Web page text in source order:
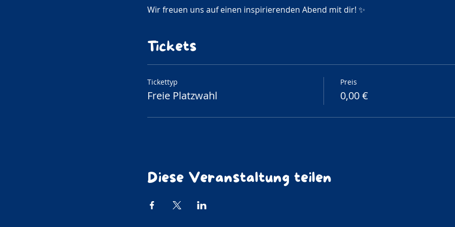
Wir freuen uns auf einen inspirierenden Abend mit dir! ✨
Tickets
Tickettyp
Freie Platzwahl
Preis
0,00 €
Diese Veranstaltung teilen